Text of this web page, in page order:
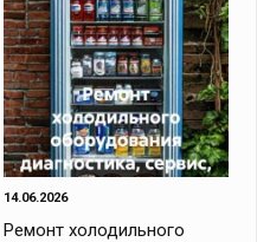
14.06.2026
Ремонт холодильного